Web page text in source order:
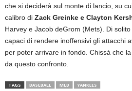
che si deciderà sul monte di lancio, su
calibro di Zack Greinke e Clayton
Harvey e Jacob deGrom (Mets). Di
capaci di rendere inoffensivi gli attacchi
per poter arrivare in fondo. Chissà che
da questo confronto.
TAGS BASEBALL MLB YANKEES